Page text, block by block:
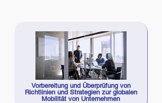
Vorbereitung und Überprüfung von
Richtlinien und Strategien zur globalen
Mobilität von Unternehmen